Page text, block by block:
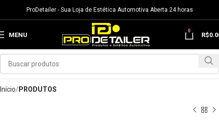
ProDetailer - Sua Loja de Estética Automotiva Aberta 24 horas
MENU
0
R$
Início PRODUTOS